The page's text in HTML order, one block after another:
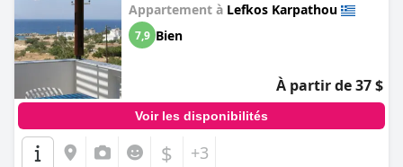
Appartement à Lefkos Karpathou
7,9 Bien
À partir de 37 $
Voir les disponibilités
$ +3